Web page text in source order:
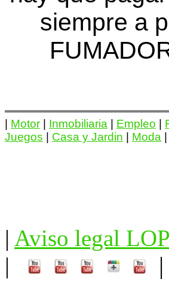
siempre a
Motor Inmobiliaria Empleo
Juegos
Casa y Jardin Moda
| Aviso legal
|